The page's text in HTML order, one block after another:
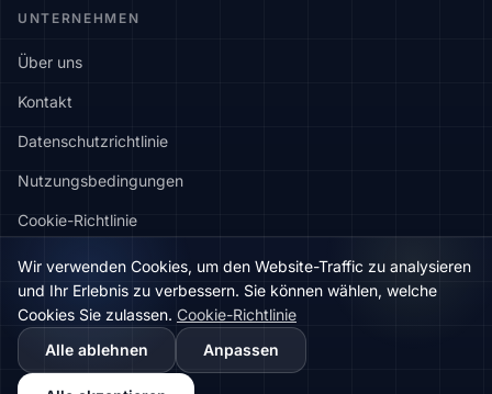
UNTERNEHMEN
Über uns
Kontakt
Datenschutzrichtlinie
Nutzungsbedingungen
Cookie-Richtlinie
Cookie-Einstellungen
© 2026 Localith. Alle Rechte vorbehalten.
Wir verwenden Cookies, um den Website-Traffic zu analysieren
und Ihr Erlebnis zu verbessern. Sie können wählen, welche
Cookies Sie zulassen. Cookie-Richtlinie
Alle ablehnen
Anpassen
🇬🇧 Would you prefer this site in English?
View in English